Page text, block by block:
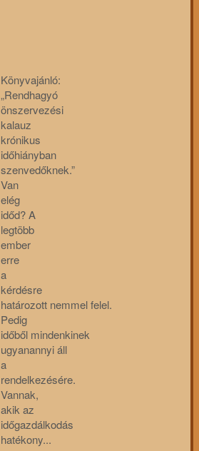
Könyvajánló:
„Rendhagyó
önszervezési
kalauz
krónikus
időhiányban
szenvedőknek.”
Van
elég
időd? A
legtöbb
ember
erre
a
kérdésre
határozott nemmel felel.
Pedig
időből mindenkinek
ugyanannyi áll
a
rendelkezésére.
Vannak,
akik az
időgazdálkodás
hatékony...